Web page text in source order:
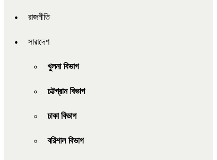
রাজনীতি
সারাদেশ
খুলনা বিভাগ
চট্টগ্রাম বিভাগ
ঢাকা বিভাগ
বরিশাল বিভাগ